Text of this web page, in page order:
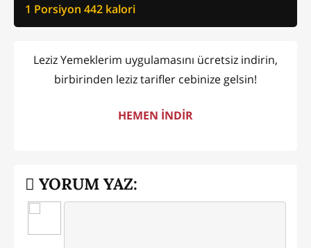
1 Porsiyon 442 kalori
Leziz Yemeklerim uygulamasını ücretsiz indirin,
birbirinden leziz tarifler cebinize gelsin!
HEMEN İNDİR
YORUM YAZ: